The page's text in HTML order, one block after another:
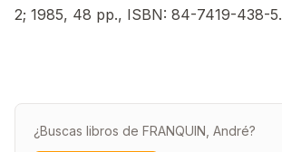
2; 1985, 48 pp., ISBN: 84-7419-438-5.
¿Buscas libros de FRANQUIN, André?